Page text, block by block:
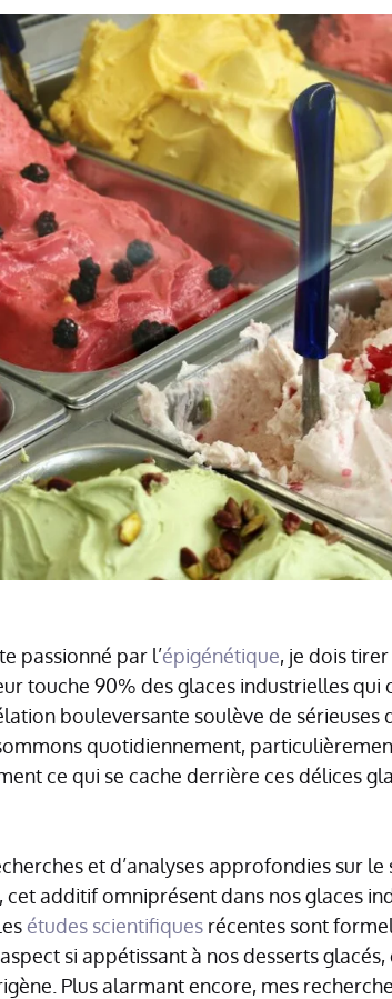
passionné par l’épigénétique, je dois
touche 90% des glaces industrielles
bouleversante soulève de sérieuses
quotidiennement,
ce qui se cache derrière ces délices
et d’analyses approfondies sur le
cet additif omniprésent dans nos glaces
études scientifiques récentes sont
si appétissant à nos desserts
Plus alarmant encore, mes